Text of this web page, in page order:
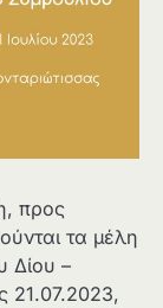
προς
τα μέλη
Δίου –
21.07.2023,